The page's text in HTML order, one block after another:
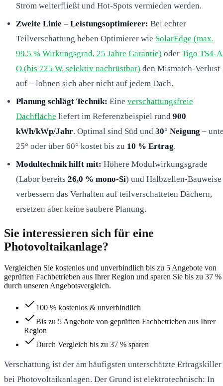
Strom weiterfließt und Hot-Spots vermieden werden.
Zweite Linie – Leistungsoptimierer: Bei echter
Teilverschattung heben Optimierer wie SolarEdge (max.
99,5 % Wirkungsgrad, 25 Jahre Garantie) oder Tigo TS4-
O (bis 725 W, selektiv nachrüstbar) den Mismatch-Verlust
auf – lohnen sich aber nicht auf jedem Dach.
Planung schlägt Technik: Eine verschattungsfreie
Dachfläche liefert im Referenzbeispiel rund 900
kWh/kWp/Jahr. Optimal sind Süd und 30° Neigung –
25° oder über 60° kostet bis zu 10 % Ertrag.
Modultechnik hilft mit: Höhere Modulwirkungsgrade
(Labor bereits 26,0 % mono-Si) und Halbzellen-Bauweise
verbessern das Verhalten auf teilverschatteten Dächern,
ersetzen aber keine saubere Planung.
Sie interessieren sich für eine
Photovoltaikanlage?
Vergleichen Sie kostenlos und unverbindlich bis zu 5 Angebote von
geprüften Fachbetrieben aus Ihrer Region und sparen Sie bis zu 37 %
durch unseren Angebotsvergleich.
100 % kostenlos & unverbindlich
Bis zu 5 Angebote von geprüften Fachbetrieben aus Ihrer
Region
Durch Vergleich bis zu 37 % sparen
Verschattung ist der am häufigsten unterschätzte Ertragskiller
bei Photovoltaikanlagen. Der Grund ist elektrotechnisch: In